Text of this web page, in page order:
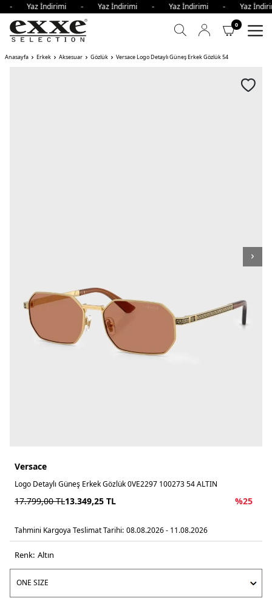
- Yaz İndirimi - Yaz İndirimi - Yaz İndirimi -
0
Anasayfa Erkek Aksesuar Gözlük Versace Logo Detaylı Güneş Erkek Gözlük 54
Versace
Logo Detaylı Güneş Erkek Gözlük 0VE2297 100273 54 ALTIN
17.799,00TL13.349,25 TL %25
Tahmini Kargoya Teslimat Tarihi: 08.08.2026 - 11.08.2026
Renk: altin